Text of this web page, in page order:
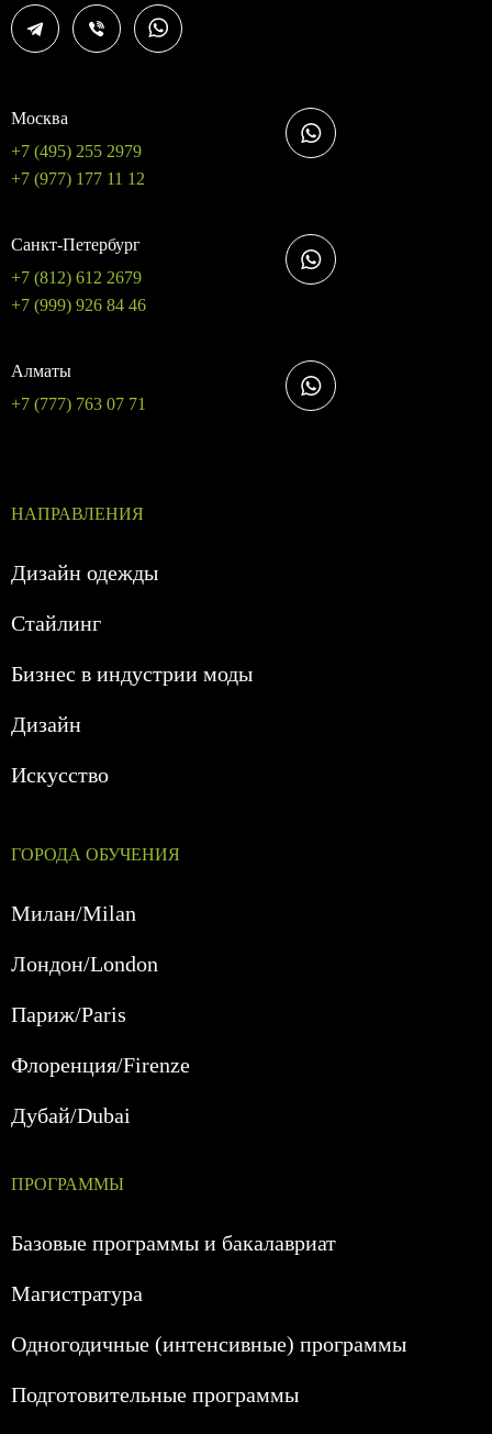
Москва
+7 (495) 255 2979
+7 (977) 177 11 12
Санкт-Петербург
+7 (812) 612 2679
+7 (999) 926 84 46
Алматы
+7 (777) 763 07 71
НАПРАВЛЕНИЯ
Дизайн одежды
Стайлинг
Бизнес в индустрии моды
Дизайн
Искусство
ГОРОДА ОБУЧЕНИЯ
Милан/Milan
Лондон/London
Париж/Paris
Флоренция/Firenze
Дубай/Dubai
ПРОГРАММЫ
Базовые программы и бакалавриат
Магистратура
Одногодичные (интенсивные) программы
Подготовительные программы